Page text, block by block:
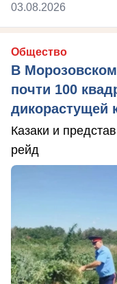
03.08.2026
Общество
В
почти 100
дикорастущей
Казаки и
рейд